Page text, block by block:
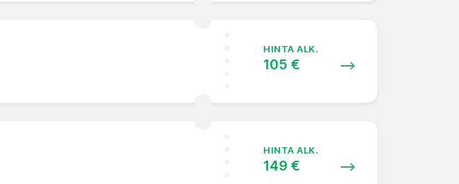
HINTA ALK.
105 €
HINTA ALK.
149 €